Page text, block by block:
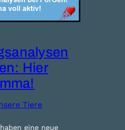
Hier
Tiere
eine neue